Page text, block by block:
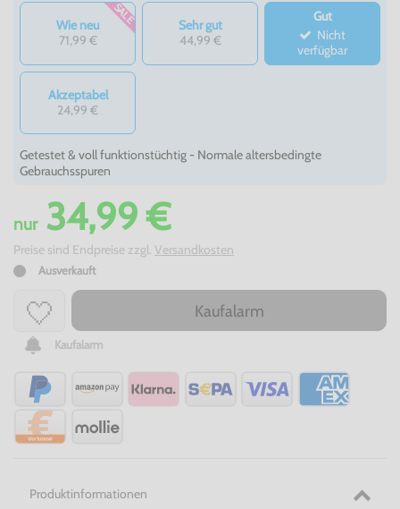
Wie neu
71,99 €
SALE
Sehr gut
44,99 €
Gut
verfügbar
Akzeptabel
24,99 €
Getestet & voll funktionstüchtig - Normale altersbedingte
Gebrauchsspuren
nur34,99 €
Preise sind Endpreise zzgl. Versandkosten
Ausverkauft
Kaufalarm
Kaufalarm
Produktinformationen